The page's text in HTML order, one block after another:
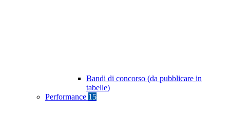
Bandi di concorso (da pubblicare in
tabelle)
Performance 15